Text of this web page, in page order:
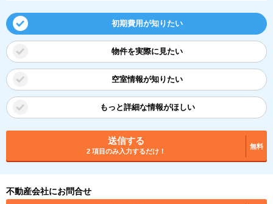
初期費用が知りたい
物件を実際に見たい
空室情報が知りたい
もっと詳細な情報がほしい
送信する
2 項目のみ入力するだけ！
無料
不動産会社にお問合せ